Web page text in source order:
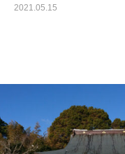
2021.05.15